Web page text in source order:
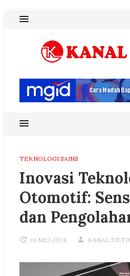
TEKNOLOGI SAINS
Inovasi
Otomotif:
dan
01 MEI 2024 KANAL